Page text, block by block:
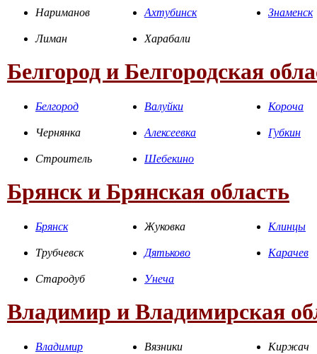
Нариманов Ахтубинск Знаменск
Лиман Харабали
Белгород и Белгородская
Белгород Валуйки Короча
Чернянка Алексеевка Губкин
Строитель Шебекино
Брянск и Брянская область
Брянск Жуковка Клинцы
Трубчевск Дятьково Карачев
Стародуб Унеча
Владимир и Владимирская
Владимир Вязники Киржач